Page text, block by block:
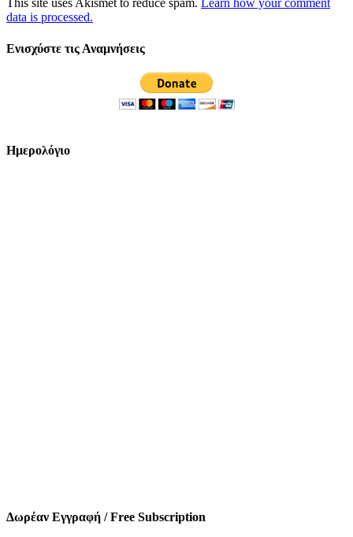
This site uses Akismet to reduce spam. Learn how your comment
data is processed.
Ενισχύστε τις Αναμνήσεις
Ημερολόγιο
Δωρέαν Εγγραφή / Free Subscription